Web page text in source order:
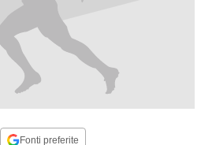
Fonti preferite